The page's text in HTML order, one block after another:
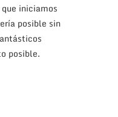
iniciamos
posible sin
posible.